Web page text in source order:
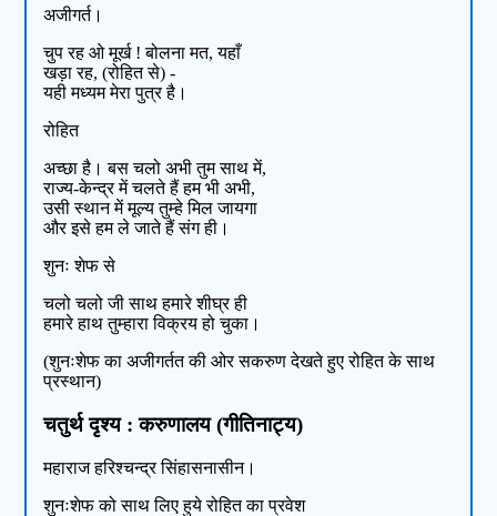
अजीगर्त।
चुप रह ओ मूर्ख ! बोलना मत, यहाँ
खड़ा रह, (रोहित से) -
यही मध्यम मेरा पुत्र है।
रोहित
अच्छा है। बस चलो अभी तुम साथ में,
राज्य-केन्द्र में चलते हैं हम भी अभी,
उसी स्थान में मूल्य तुम्हे मिल जायगा
और इसे हम ले जाते हैं संग ही।
शुनः शेफ से
चलो चलो जी साथ हमारे शीघ्र ही
हमारे हाथ तुम्हारा विक्रय हो चुका।
(शुनःशेफ का अजीगर्तत की ओर सकरुण देखते हुए रोहित के साथ
प्रस्थान)
चतुर्थ दृश्य : करुणालय (गीतिनाट्य)
महाराज हरिश्चन्द्र सिंहासनासीन।
शुनःशेफ को साथ लिए हुये रोहित का प्रवेश